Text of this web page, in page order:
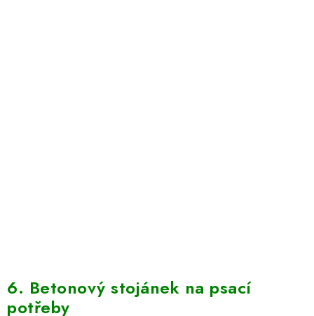
6. Betonový stojánek na psací
potřeby